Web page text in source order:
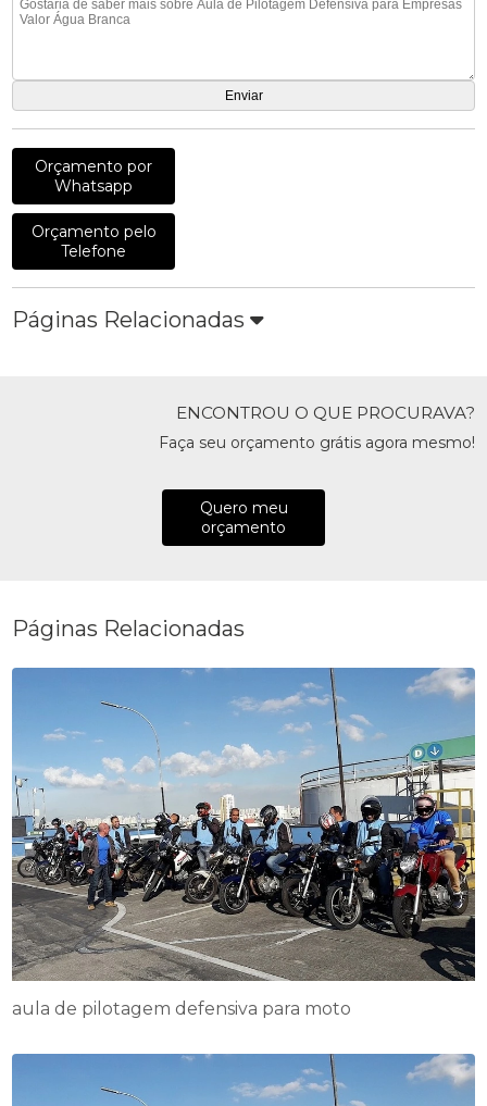
Orçamento por
Whatsapp
Orçamento pelo
Telefone
Páginas Relacionadas
ENCONTROU O QUE PROCURAVA?
Faça seu orçamento grátis agora mesmo!
Quero meu
orçamento
Páginas Relacionadas
aula de pilotagem defensiva para moto